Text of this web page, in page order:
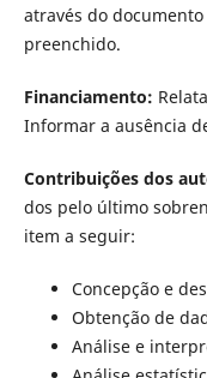
através do
preenchido.
Financiamento:
Informar a ausência
Contribuições dos
dos pelo último
item a seguir:
Concepção e
Obtenção de
Análise e